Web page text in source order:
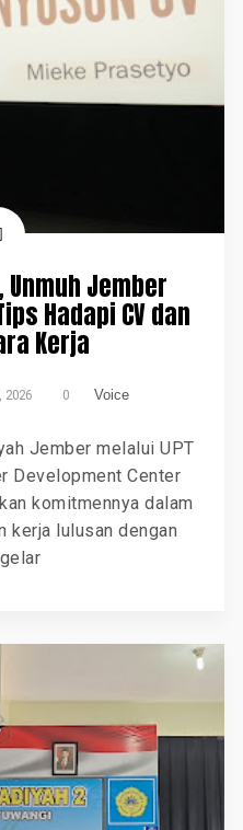
Jember
Hadapi CV dan
Kerja
2026 0 Voice
Jember melalui UPT
Development Center
komitmennya dalam
kerja lulusan dengan